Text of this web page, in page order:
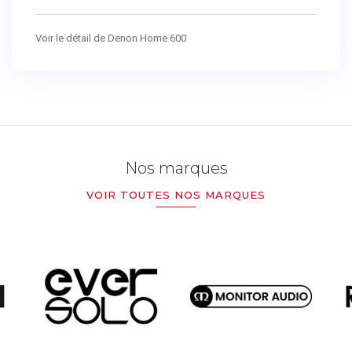
Voir le détail de Denon Home 600
Nos marques
VOIR TOUTES NOS MARQUES